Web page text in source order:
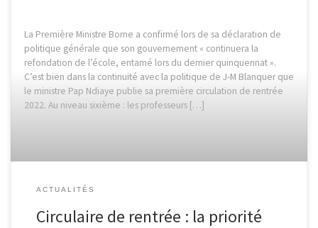
La Première Ministre Borne a confirmé lors de sa déclaration de
politique générale que son gouvernement « continuera la
refondation de l’école, entamé lors du dernier quinquennat ».
C’est bien dans la continuité avec la politique de J-M Blanquer que
le ministre Pap Ndiaye publie sa première circulation de rentrée
2022. Au niveau sixième : les professeurs […]
ACTUALITÉS
Circulaire de rentrée : la priorité